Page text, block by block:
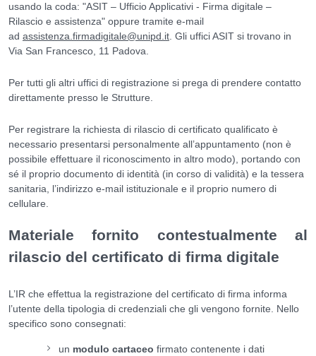
usando la coda: "ASIT – Ufficio Applicativi - Firma digitale –
Rilascio e assistenza" oppure tramite e-mail
ad assistenza.firmadigitale@unipd.it. Gli uffici ASIT si trovano in
Via San Francesco, 11 Padova.
Per tutti gli altri uffici di registrazione si prega di prendere contatto
direttamente presso le Strutture.
Per registrare la richiesta di rilascio di certificato qualificato è
necessario presentarsi personalmente all’appuntamento (non è
possibile effettuare il riconoscimento in altro modo), portando con
sé il proprio documento di identità (in corso di validità) e la tessera
sanitaria, l’indirizzo e-mail istituzionale e il proprio numero di
cellulare.
Materiale fornito contestualmente al
rilascio del certificato di firma digitale
L’IR che effettua la registrazione del certificato di firma informa
l’utente della tipologia di credenziali che gli vengono fornite. Nello
specifico sono consegnati:
un modulo cartaceo firmato contenente i dati